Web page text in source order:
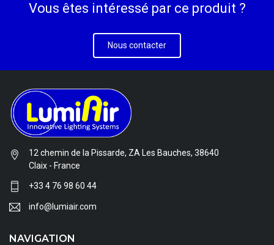
Vous êtes intéressé par ce produit ?
Nous contacter
12 chemin de la Pissarde, ZA Les Bauches, 38640
Claix - France
+33 4 76 98 60 44
info@lumiair.com
NAVIGATION